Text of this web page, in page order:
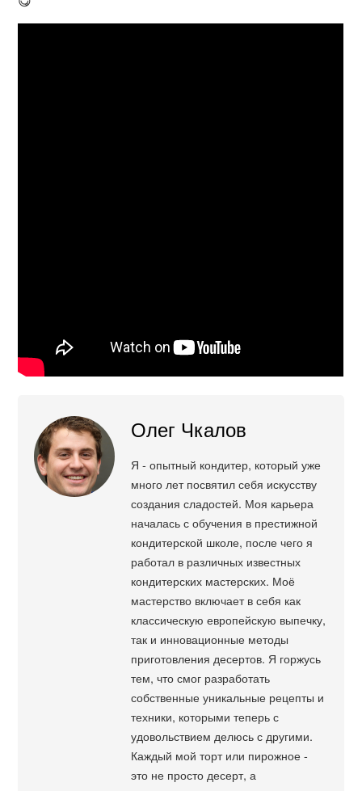
Олег Чкалов
Я - опытный кондитер, который уже
много лет посвятил себя искусству
создания сладостей. Моя карьера
началась с обучения в престижной
кондитерской школе, после чего я
работал в различных известных
кондитерских мастерских. Моё
мастерство включает в себя как
классическую европейскую выпечку,
так и инновационные методы
приготовления десертов. Я горжусь
тем, что смог разработать
собственные уникальные рецепты и
техники, которыми теперь с
удовольствием делюсь с другими.
Каждый мой торт или пирожное -
это не просто десерт, а